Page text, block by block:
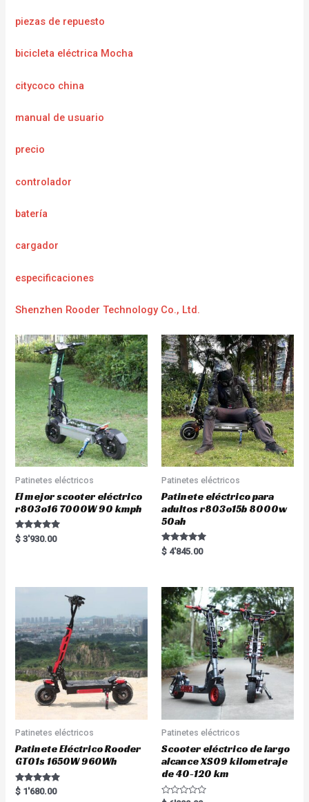
piezas de repuesto
bicicleta eléctrica Mocha
citycoco china
manual de usuario
precio
controlador
batería
cargador
especificaciones
Shenzhen Rooder Technology Co., Ltd.
Patinetes eléctricos
El mejor scooter eléctrico
r803o16 7000W 90 kmph
Rated
5.00
$ 3'930.00
Patinetes eléctricos
Patinete eléctrico para
adultos r803o15b 8000w
50ah
Rated
5.00
$ 4'845.00
Patinetes eléctricos
Patinete Eléctrico Rooder
GT01s 1650W 960Wh
Rated
5.00
$ 1'680.00
Patinetes eléctricos
Scooter eléctrico de largo
alcance XS09 kilometraje
de 40-120 km